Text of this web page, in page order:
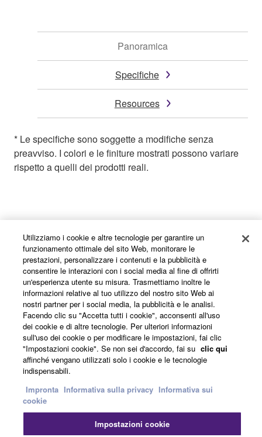
Panoramica
Specifiche
Resources
* Le specifiche sono soggette a modifiche senza
preavviso. I colori e le finiture mostrati possono variare
rispetto a quelli dei prodotti reali.
Prodotti e soluzioni
Utilizziamo i cookie e altre tecnologie per garantire un
funzionamento ottimale del sito Web, monitorare le
prestazioni, personalizzare i contenuti e la pubblicità e
consentire le interazioni con i social media al fine di offrirti
un'esperienza utente su misura. Trasmettiamo inoltre le
informazioni relative al tuo utilizzo del nostro sito Web ai
nostri partner per i social media, la pubblicità e le analisi.
Facendo clic su "Accetta tutti i cookie", acconsenti all'uso
dei cookie e di altre tecnologie. Per ulteriori informazioni
sull'uso dei cookie o per modificare le impostazioni, fai clic
"Impostazioni cookie". Se non sei d'accordo, fai su clic qui
affinché vengano utilizzati solo i cookie e le tecnologie
indispensabili.
Impronta Informativa sulla privacy Informativa sui
cookie
Impostazioni cookie